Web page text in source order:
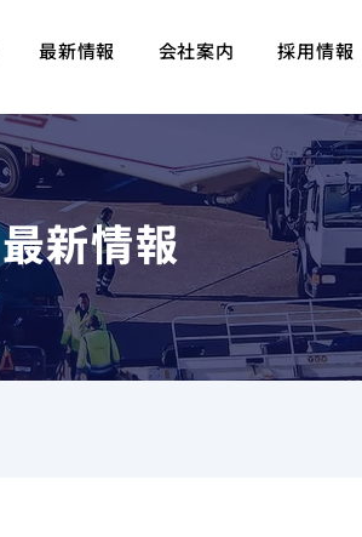
最新情報 会社案内 採用情報
最新情報